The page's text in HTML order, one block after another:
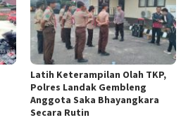
Latih Keterampilan Olah TKP,
Polres Landak Gembleng
Anggota Saka Bhayangkara
Secara Rutin